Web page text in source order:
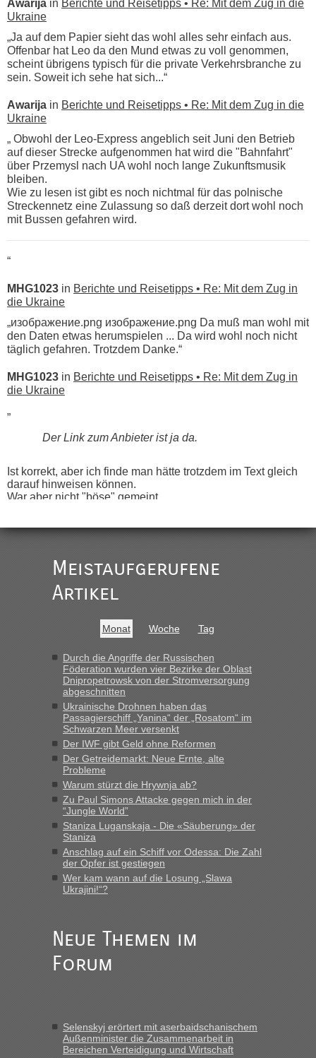
Awarija in Berichte und Reisetipps • Re: Mit dem Zug in die
Ukraine
„Ja auf dem Papier sieht das wohl alles sehr einfach aus.
Offenbar hat Leo da den Mund etwas zu voll genommen,
scheint übrigens typisch für die private Verkehrsbranche zu
sein. Soweit ich sehe hat sich...“
Awarija in Berichte und Reisetipps • Re: Mit dem Zug in die
Ukraine
„ Obwohl der Leo-Express angeblich seit Juni den Betrieb
auf dieser Strecke aufgenommen hat wird die "Bahnfahrt"
über Przemysl nach UA wohl noch lange Zukunftsmusik
bleiben.
Wie zu lesen ist gibt es noch nichtmal für das polnische
Streckennetz eine Zulassung so daß derzeit dort wohl noch
mit Bussen gefahren wird.
“
MHG1023 in Berichte und Reisetipps • Re: Mit dem Zug in
die Ukraine
„изображение.png изображение.png Da muß man wohl mit
den Daten etwas herumspielen ... Da wird wohl noch nicht
täglich gefahren. Trotzdem Danke.“
MHG1023 in Berichte und Reisetipps • Re: Mit dem Zug in
die Ukraine
„
Der Link zum Anbieter ist ja da.
Ist korrekt, aber ich finde man hätte trotzdem im Text gleich
darauf hinweisen können.
War aber nicht "böse" gemeint ...
Hab´s versucht - bekomme aber immer angezeigt "auf dieser
Berichte und Reisetipps • Re: Mit dem Zug in
„Man sollte aber explizit dazu schreiben, daß es ein Zug von
LeoExpress ist - und nur auf deren Webseite kann man die
Fahrkarten kaufen. Zumindest ist es die erste Umsteigefreie
Verbindung von Deutschland...“
Recht, Visa und Dokumente • Re: Deklaration
gebrauchter Kleidung beim Zoll
„Vielen Dank, mit einem Briefchen meiner Frau im Gepäck
gab es keine Probleme“
in Recht, Visa und Dokumente • Re: Seit Anfang
des Jahres haben die Zollbeamten Verstöße im Wert von
fast 11 Milliarden aufgedeckt
„Am besten wäre natürlich, wenn die Frau mit dabei ist.
Alleinreisende Männer stehen schließlich immer unter
Verdacht.“
Milliarden aufgedeckt
„Kein Zoll. Du musst an sich nur sagen dass das privat ist
und du nicht damit handeln willst. So lange das nicht
gebrauchter Kleidung beim Zoll
„Hallo Leute, ich weiß nicht, ob ich hier richtig bin mit meiner
Meistaufgerufene
Artikel
Monat Woche Tag
Durch die Angriffe der Russischen
Föderation wurden vier Bezirke der Oblast
Dnipropetrowsk von der Stromversorgung
abgeschnitten
Ukrainische Drohnen haben das
Passagierschiff „Yanina“ der „Rosatom“ im
Schwarzen Meer versenkt
Der IWF gibt Geld ohne Reformen
Der Getreidemarkt: Neue Ernte, alte
Probleme
Warum stürzt die Hrywnja ab?
Zu Paul Simons Attacke gegen mich in der
“Jungle World”
Staniza Luganskaja - Die «Säuberung» der
Staniza
Anschlag auf ein Schiff vor Odessa: Die Zahl
der Opfer ist gestiegen
Wer kam wann auf die Losung „Slawa
Ukrajini!“?
Neue Themen im
Forum
Selenskyj erörtert mit aserbaidschanischem
Außenminister die Zusammenarbeit in
Bereichen Verteidigung und Wirtschaft